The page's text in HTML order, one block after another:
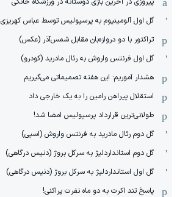
گل اول آلومینیوم به پرسپولیس توسط عباس کهریزی
تراکتور با دو دروازه‌بان مقابل شمس‌آذر (عکس)
گل اول فرنتس واروش به رئال مادرید (کودرو)
هشدار آموریم: این هفته تصمیماتی می‌گیریم
استقلال پیراهن رامین را به یک خارجی داد
طولانی‌ترین قرارداد پرسپولیس امضا شد!
گل دوم رئال مادرید به فرنتس واروش (اسپی)
گل دوم استانداردلیژ به سرکل بروژ (دنیس درگاهی)
گل اول استانداردلیژ به سرکل بروژ (دنیس درگاهی)
پاسخ تند اکرت به دو ماه نفرت پراکنی!